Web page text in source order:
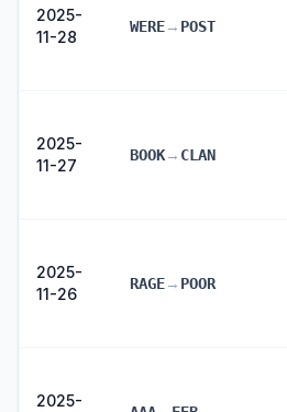
2025-
11-28
WERE→ POST
2025-
11-27
BOOK→ CLAN
2025-
11-26
RAGE→ POOR
2025-